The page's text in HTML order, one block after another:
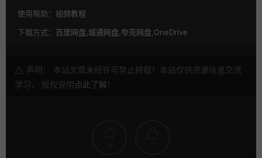
使用帮助： 视频教程
下载方式： 百度网盘,城通网盘,夸克网盘,OneDrive
声明： 本站文章未经许可禁止转载！本站仅供资源信息交流
学习， 版权说明点此了解 ！